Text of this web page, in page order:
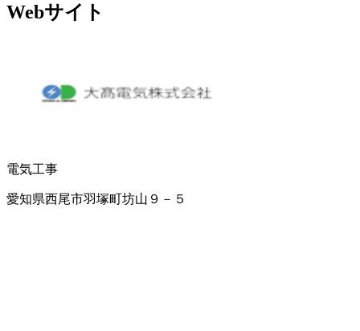
Webサイト
電気工事
愛知県西尾市羽塚町坊山９－５